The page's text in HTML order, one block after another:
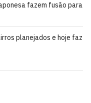
fazem fusão para
planejados e hoje faz